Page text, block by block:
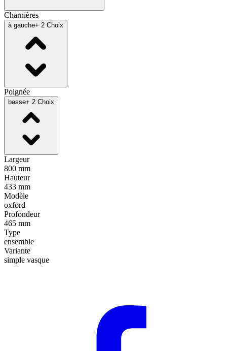
Charnières
à gauche+ 2 Choix
Poignée
basse+ 2 Choix
Largeur
800 mm
Hauteur
433 mm
Modèle
oxford
Profondeur
465 mm
Type
ensemble
Variante
simple vasque